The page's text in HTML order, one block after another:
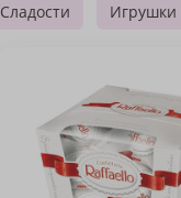
Сладости Игрушки